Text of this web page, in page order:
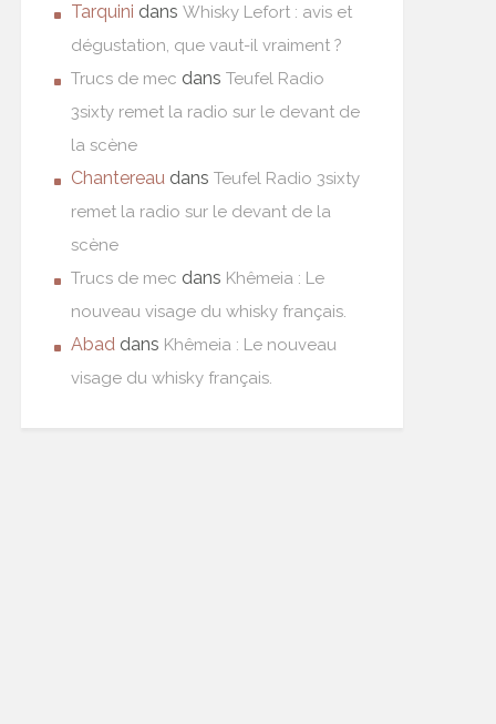
Tarquini dans Whisky Lefort : avis et
dégustation, que vaut-il vraiment ?
Trucs de mec dans Teufel Radio
3sixty remet la radio sur le devant de
la scène
Chantereau dans Teufel Radio 3sixty
remet la radio sur le devant de la
scène
Trucs de mec dans Khêmeia : Le
nouveau visage du whisky français.
Abad dans Khêmeia : Le nouveau
visage du whisky français.